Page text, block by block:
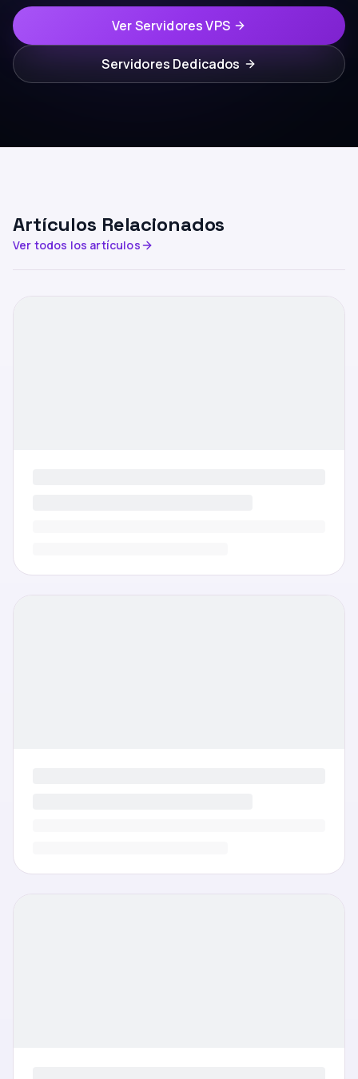
Ver Servidores VPS
Servidores Dedicados
Artículos Relacionados
Ver todos los artículos